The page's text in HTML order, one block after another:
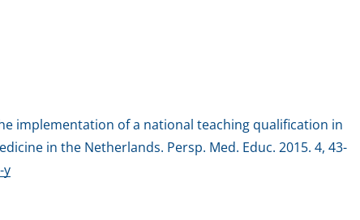
implementation of a national teaching qualification in
in the Netherlands. Persp. Med. Educ. 2015. 4, 43-
y